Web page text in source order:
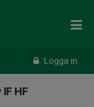
Logga in
HF